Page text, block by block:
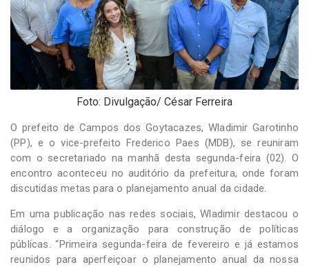
Foto: Divulgação/ César Ferreira
O prefeito de Campos dos Goytacazes, Wladimir Garotinho
(PP), e o vice-prefeito Frederico Paes (MDB), se reuniram
com o secretariado na manhã desta segunda-feira (02). O
encontro aconteceu no auditório da prefeitura, onde foram
discutidas metas para o planejamento anual da cidade.
Em uma publicação nas redes sociais, Wladimir destacou o
diálogo e a organização para construção de políticas
públicas. “Primeira segunda-feira de fevereiro e já estamos
reunidos para aperfeiçoar o planejamento anual da nossa